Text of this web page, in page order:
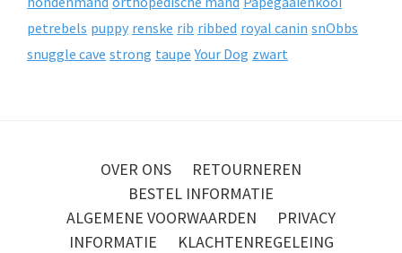
petrebels puppy renske rib ribbed royal canin snObbs
snuggle cave strong taupe Your Dog zwart
OVER ONS
RETOURNEREN
BESTEL INFORMATIE
ALGEMENE VOORWAARDEN
PRIVACY
INFORMATIE
KLACHTENREGELEING